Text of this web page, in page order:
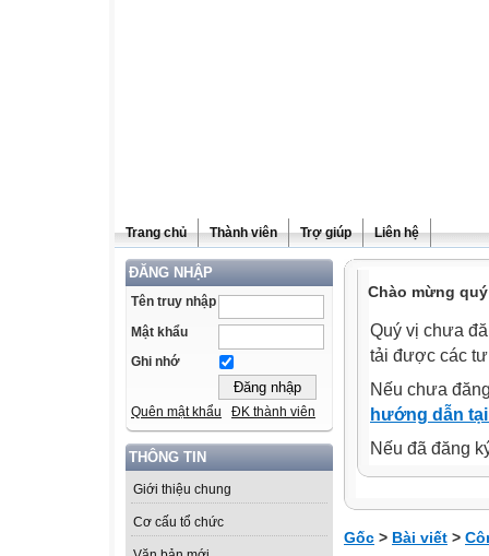
Trang chủ Thành viên Trợ giúp Liên hệ
ĐĂNG NHẬP
Tên truy nhập
Mật khẩu
Ghi nhớ
Quên mật khẩu ĐK thành viên
THÔNG TIN
Giới thiệu chung
Cơ cấu tổ chức
Chào mừng
Quý vị chưa
tải được các
Nếu chưa
hướng dẫn
Nếu đã đăng
Gốc > Bài viết >